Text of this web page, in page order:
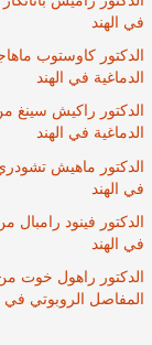
في الهند
الدكتور كاوستوب
الدماغية في الهند
الدكتور راكيش سينغ
الدماغية في الهند
الدكتور ماهيش
في الهند
الدكتور فينود
في الهند
الدكتور راهول خوت
المفاصل الروبوتي في